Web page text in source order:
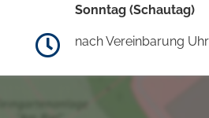
Sonntag (Schautag)
nach Vereinbarung Uhr